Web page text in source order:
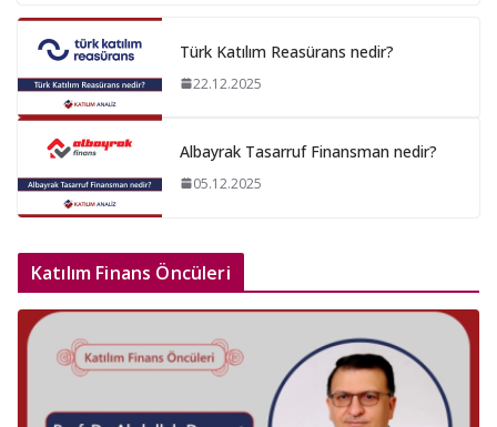
Türk Katılım Reasürans nedir?
22.12.2025
Albayrak Tasarruf Finansman nedir?
05.12.2025
Katılım Finans Öncüleri